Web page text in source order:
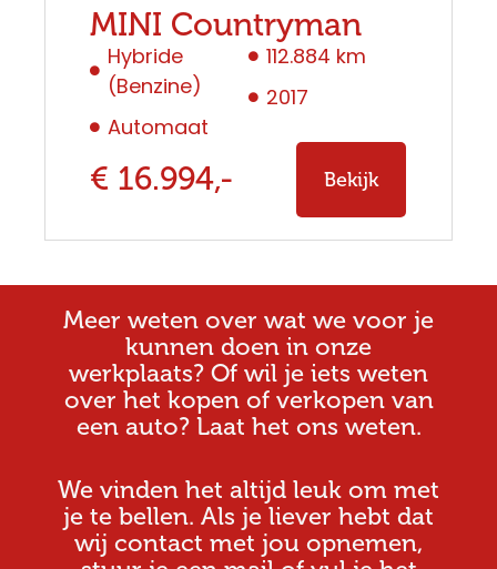
MINI Countryman
Hybride
(Benzine)
Automaat
112.884 km
2017
€ 16.994,- Bekijk
Meer weten over wat we voor je
kunnen doen in onze
werkplaats? Of wil je iets weten
over het kopen of verkopen van
een auto? Laat het ons weten.
We vinden het altijd leuk om met
je te bellen. Als je liever hebt dat
wij contact met jou opnemen,